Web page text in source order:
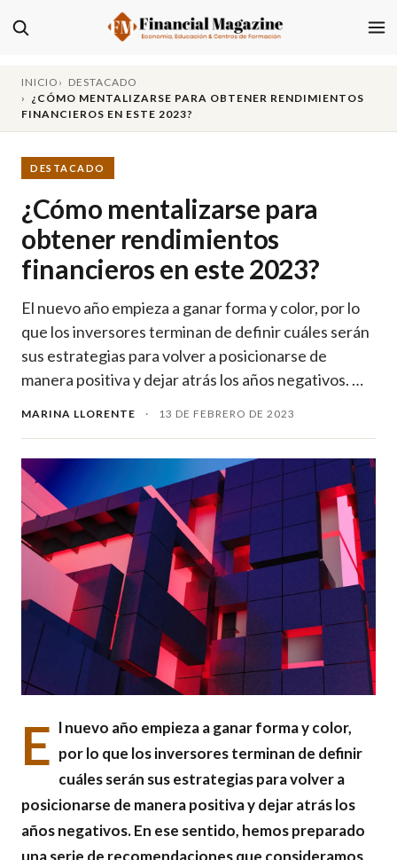
INICIO
DESTACADO
¿CÓMO MENTALIZARSE PARA OBTENER RENDIMIENTOS
FINANCIEROS EN ESTE 2023?
DESTACADO
¿Cómo mentalizarse para
obtener rendimientos
financieros en este 2023?
El nuevo año empieza a ganar forma y color, por lo
que los inversores terminan de definir cuáles serán
sus estrategias para volver a posicionarse de
manera positiva y dejar atrás los años negativos. …
MARINA LLORENTE · 13 DE FEBRERO DE 2023
E l nuevo año empieza a ganar forma y color,
por lo que los inversores terminan de definir
cuáles serán sus estrategias para volver a
posicionarse de manera positiva y dejar atrás los
años negativos. En ese sentido, hemos preparado
una serie de recomendaciones que consideramos